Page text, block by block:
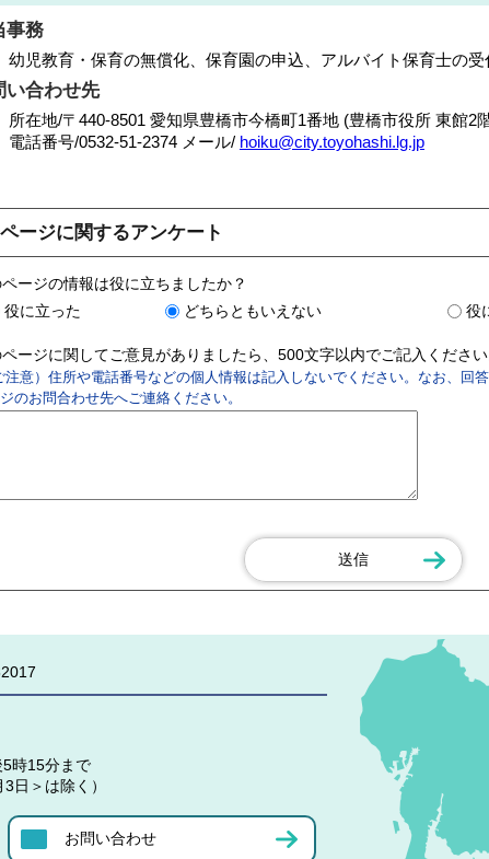
事務
幼児教育・保育の無償化、保育園の申込、アルバイト保育士の受
い合わせ先
所在地/〒440-8501 愛知県豊橋市今橋町1番地 (豊橋市役所 東館2
電話番号/0532-51-2374 メール/ hoiku@city.toyohashi.lg.jp
ージに関するアンケート
ページの情報は役に立ちましたか？
役に立った
どちらともいえない 役
ージに関してご意見がありましたら、500文字以内でご記入ください
注意）住所や電話番号などの個人情報は記入しないでください。なお、回
のお問合わせ先へご連絡ください。
時15分まで
日＞は除く）
お問い合わせ